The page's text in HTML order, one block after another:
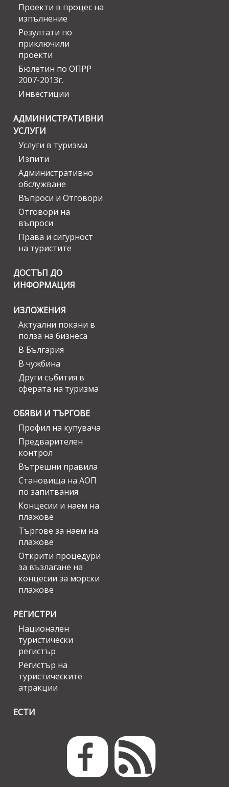
Проекти в процес на
изпълнение
Резултати по
приключили
проекти
Бюлетин по ОПРР
2007-2013г.
Инвестиции
АДМИНИСТРАТИВНИ
УСЛУГИ
Услуги в туризма
Изпити
Административно
обслужване
Въпроси и Отговори
Отговори на
въпроси
Права и сигурност
на туристите
ДОСТЪП ДО
ИНФОРМАЦИЯ
ИЗЛОЖЕНИЯ
Актуални покани в
полза на бизнеса
В България
В чужбина
Други събития в
сферата на туризма
ОБЯВИ И ТЪРГОВЕ
Профил на купувача
Предварителен
контрол
Вътрешни правила
Становища на АОП
по запитвания
Концесии и наем на
плажове
Търгове за наем на
плажове
Открити процедури
за възлагане на
концесии за морски
плажове
РЕГИСТРИ
Национален
туристически
регистър
Регистър на
туристическите
атракции
ЕСТИ